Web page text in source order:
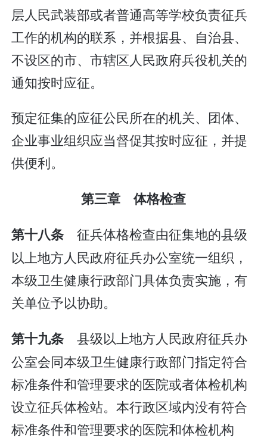
层人民武装部或者普通高等学校负责征兵
工作的机构的联系，并根据县、自治县、
不设区的市、市辖区人民政府兵役机关的
通知按时应征。
预定征集的应征公民所在的机关、团体、
企业事业组织应当督促其按时应征，并提
供便利。
第三章 体格检查
第十八条 征兵体格检查由征集地的县级
以上地方人民政府征兵办公室统一组织，
本级卫生健康行政部门具体负责实施，有
关单位予以协助。
第十九条 县级以上地方人民政府征兵办
公室会同本级卫生健康行政部门指定符合
标准条件和管理要求的医院或者体检机构
设立征兵体检站。本行政区域内没有符合
标准条件和管理要求的医院和体检机构